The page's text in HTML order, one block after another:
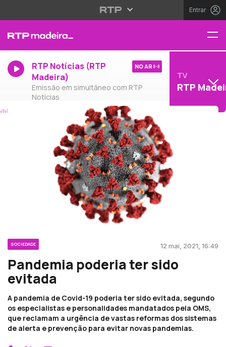
Entrar
RTP Notícias (RTP
Madeira)
Emissão em simultâneo com RTP
Notícias
NO AR
TV
RTP
SOCIEDADE 12 mai, 2021, 16:49
Pandemia poderia ter sido
evitada
A pandemia de Covid-19 poderia ter sido evitada, segundo
os especialistas e personalidades mandatados pela OMS,
que reclamam a urgência de vastas reformas dos sistemas
de alerta e prevenção para evitar novas pandemias.